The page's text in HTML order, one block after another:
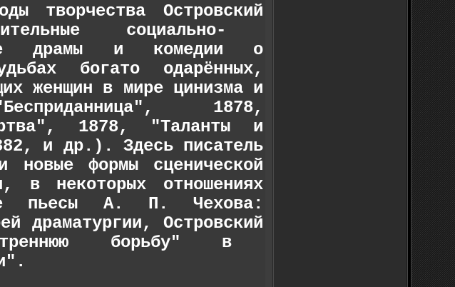
творчества Островский
социально-
драмы и комедии о
богато одарённых,
женщин в мире цинизма и
1878,
1878, "Таланты и
и др.). Здесь писатель
новые формы сценической
в некоторых отношениях
пьесы А. П. Чехова:
драматургии, Островский
борьбу" в